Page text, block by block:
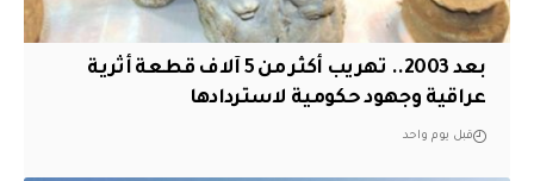
بعد 2003.. تهريب أكثر من 5 آلاف قطعة أثرية
عراقية وجهود حكومية لاستردادها
قبل يوم واحد